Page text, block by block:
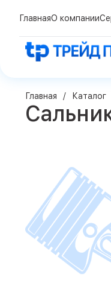
ГлавнаяО компании
Главная Каталог